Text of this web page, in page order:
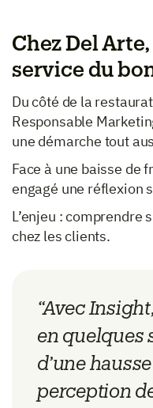
Chez Del
service du
Du côté de la
Responsable
une démarche tout
Face à une baisse de
engagé une réflexion
L’enjeu : comprendre
chez les clients.
“Avec
en quelques
d’une
perception